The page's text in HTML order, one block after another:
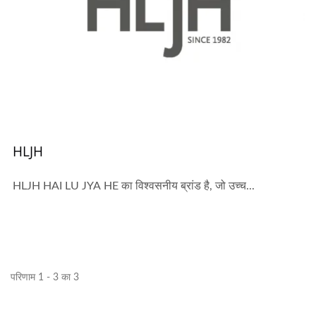
HLJH
HLJH HAI LU JYA HE का विश्वसनीय ब्रांड है, जो उच्च...
परिणाम 1 - 3 का 3